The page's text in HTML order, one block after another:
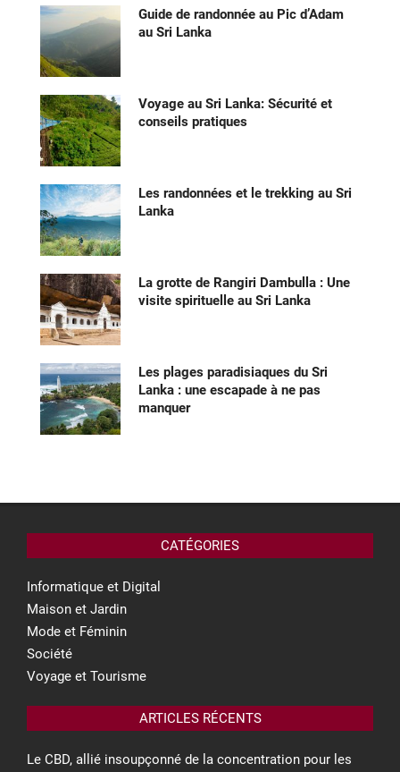
Guide de randonnée au Pic d’Adam
au Sri Lanka
Voyage au Sri Lanka: Sécurité et
conseils pratiques
Les randonnées et le trekking au Sri
Lanka
La grotte de Rangiri Dambulla : Une
visite spirituelle au Sri Lanka
Les plages paradisiaques du Sri
Lanka : une escapade à ne pas
manquer
CATÉGORIES
Informatique et Digital
Maison et Jardin
Mode et Féminin
Société
Voyage et Tourisme
ARTICLES RÉCENTS
Le CBD, allié insoupçonné de la concentration pour les